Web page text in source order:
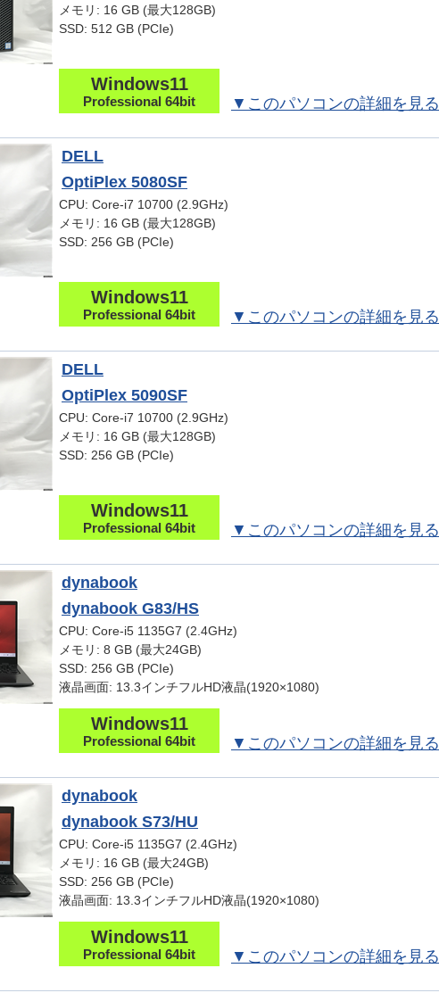
メモリ: 16 GB (最大128GB)
SSD: 512 GB (PCIe)
Windows11
Professional 64bit ▼このパソコンの詳細を見る
DELL
OptiPlex 5080SF
CPU: Core-i7 10700 (2.9GHz)
メモリ: 16 GB (最大128GB)
SSD: 256 GB (PCIe)
Windows11
Professional 64bit ▼このパソコンの詳細を見る
DELL
OptiPlex 5090SF
CPU: Core-i7 10700 (2.9GHz)
メモリ: 16 GB (最大128GB)
SSD: 256 GB (PCIe)
Windows11
Professional 64bit ▼このパソコンの詳細を見る
dynabook
dynabook G83/HS
CPU: Core-i5 1135G7 (2.4GHz)
メモリ: 8 GB (最大24GB)
SSD: 256 GB (PCIe)
液晶画面: 13.3インチフルHD液晶(1920×1080)
Windows11
Professional 64bit ▼このパソコンの詳細を見る
dynabook
dynabook S73/HU
CPU: Core-i5 1135G7 (2.4GHz)
メモリ: 16 GB (最大24GB)
SSD: 256 GB (PCIe)
液晶画面: 13.3インチフルHD液晶(1920×1080)
Windows11
Professional 64bit ▼このパソコンの詳細を見る